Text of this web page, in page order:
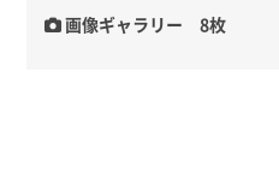
画像ギャラリー 8枚